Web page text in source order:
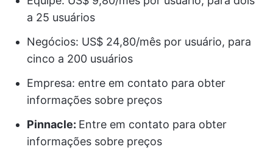
a 25 usuários
Negócios: US$ 24,80/mês por usuário, para
cinco a 200 usuários
Empresa: entre em contato para obter
informações sobre preços
Pinnacle: Entre em contato para obter
informações sobre preços